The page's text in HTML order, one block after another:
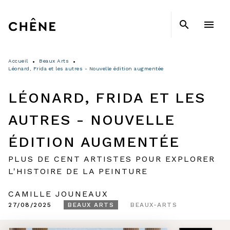
MENU
search menu
Accueil • Beaux Arts •
Léonard, Frida et les autres - Nouvelle édition augmentée
LÉONARD, FRIDA ET LES
AUTRES - NOUVELLE
ÉDITION AUGMENTÉE
PLUS DE CENT ARTISTES POUR EXPLORER
L'HISTOIRE DE LA PEINTURE
CAMILLE JOUNEAUX
27/08/2025 BEAUX ARTS BEAUX-ARTS